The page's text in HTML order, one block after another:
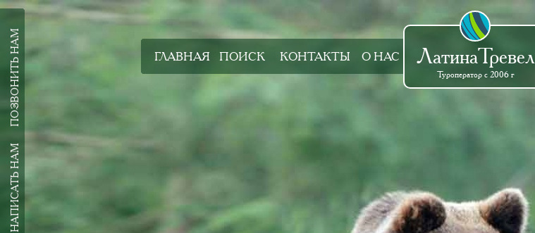
ГЛАВНАЯ ПОИСК КОНТАКТЫ О НАС ЛатинаТревел
Туроператор с 2006 г
ПОЗВОНИТЬ НАМ
НАПИСАТЬ НАМ